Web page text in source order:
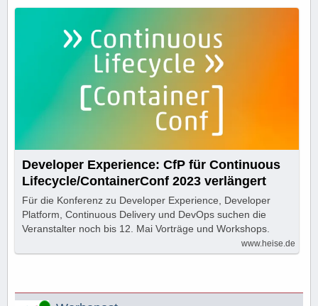
Developer Experience: CfP für Continuous
Lifecycle/ContainerConf 2023 verlängert
Für die Konferenz zu Developer Experience, Developer
Platform, Continuous Delivery und DevOps suchen die
Veranstalter noch bis 12. Mai Vorträge und Workshops.
www.heise.de